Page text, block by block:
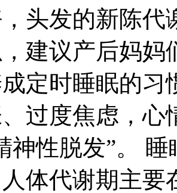
头发的新陈代
建议产后妈妈
定时睡眠的习
过度焦虑，心
神性脱发”。
体代谢期主